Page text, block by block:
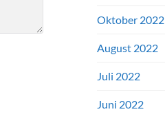
Oktober 2022
August 2022
Juli 2022
Juni 2022